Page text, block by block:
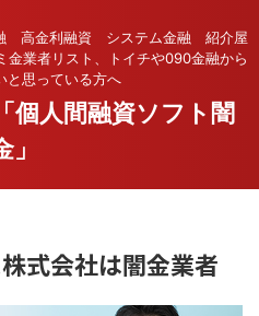
高金利融資 システム金融 紹介屋
業者リスト、トイチや090金融から
と思っている方へ
個人間融資ソフト闇
」
式会社は闇金業者